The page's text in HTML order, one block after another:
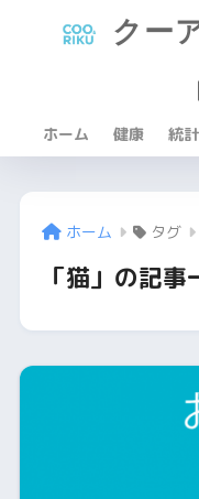
クー
ホーム 健康 統計
ホーム タグ
「猫」の記事